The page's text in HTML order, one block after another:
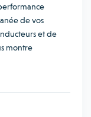
de vos
et de
montre